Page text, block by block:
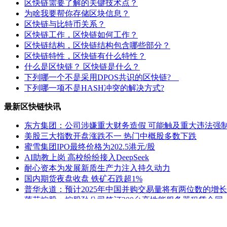
区快链需要了解的关键技术点？
为啥我要帮你存储区块信息？
区快链与比特币关系？
区快链工作，区快链如何工作？
区快链结构，区快链结构包含哪些部分？
区快链特性，区快链有什么特性？
什么是区快链？ 区快链是什么？
下列哪一个不是采用DPOS共识的区快链?
下列哪一项不是HASH冲突的解决方式?
最新区快链快讯
东方集团：公司涉嫌重大财务造假 可能触及重大违法强
美股三大指数开盘涨跌不一 热门中概股多数下跌
蜜雪集团IPO最终价格为202.5港元/股
AI助教上岗 高校纷纷接入DeepSeek
耐心资本为发展新质生产力注入持久动力
国内期货夜盘收盘 铁矿石跌超1%
普华永道：预计2025年中国并购交易量将有两位数的增长
莲花控股：控股孙公司签订200台高性能服务器租赁合同